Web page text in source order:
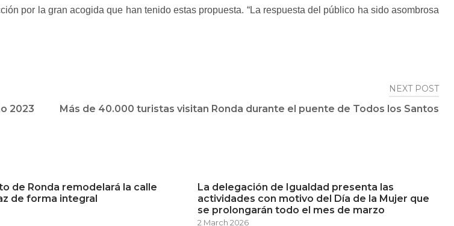
por la gran acogida que han tenido estas propuesta. “La respuesta del público ha sido asombrosa
2023
NEXT POST
Más de 40.000 turistas visitan Ronda durante el puente de Todos los Santos
de Ronda remodelará la calle
de forma integral
La delegación de Igualdad presenta las
actividades con motivo del Día de la Mujer que
se prolongarán todo el mes de marzo
2 March 2026